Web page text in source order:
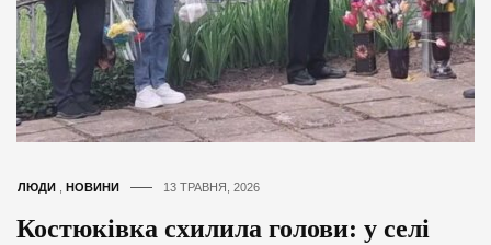
ЛЮДИ НОВИНИ 13 ТРАВНЯ, 2026
Костюківка схилила голови: у селі